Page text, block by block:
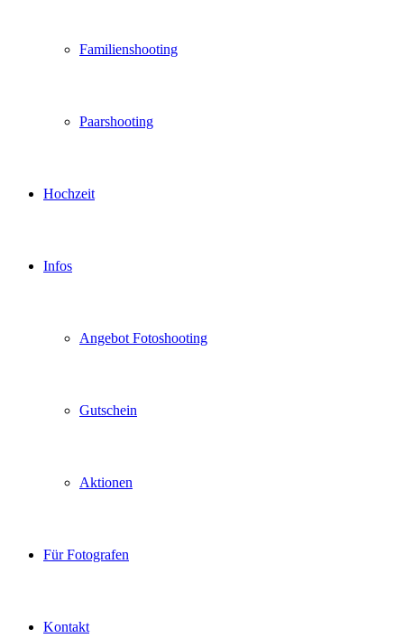
Familienshooting
Paarshooting
Hochzeit
Infos
Angebot Fotoshooting
Gutschein
Aktionen
Für Fotografen
Kontakt